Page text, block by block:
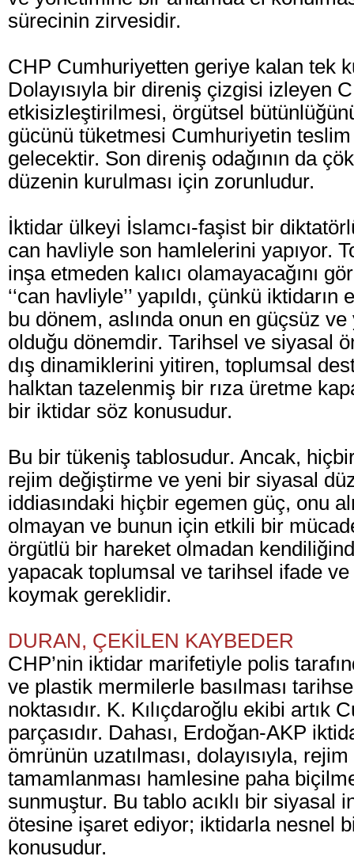
sürecinin zirvesidir.
CHP Cumhuriyetten geriye kalan tek
Dolayısıyla bir direniş çizgisi izleyen
etkisizleştirilmesi, örgütsel
gücünü tüketmesi Cumhuriyetin teslim
gelecektir. Son direniş odağının da
düzenin kurulması için zorunludur.
İktidar ülkeyi İslamcı-faşist bir
can havliyle son hamlelerini yapıyor.
inşa etmeden kalıcı olamayacağını
‘‘can havliyle’’ yapıldı, çünkü
bu dönem, aslında onun en güçsüz
olduğu dönemdir. Tarihsel ve siyasal
dış dinamiklerini yitiren, toplumsal
halktan tazelenmiş bir rıza üretme
bir iktidar söz konusudur.
Bu bir tükeniş tablosudur. Ancak,
rejim değiştirme ve yeni bir siyasal
iddiasındaki hiçbir egemen güç, onu
olmayan ve bunun için etkili bir
örgütlü bir hareket olmadan
yapacak toplumsal ve tarihsel ifade
koymak gereklidir.
DURAN, ÇEKİLEN KAYBEDER
CHP’nin iktidar marifetiyle polis
ve plastik mermilerle basılması
noktasıdır. K. Kılıçdaroğlu ekibi artık
parçasıdır. Dahası, Erdoğan-AKP
ömrünün uzatılması, dolayısıyla,
tamamlanması hamlesine paha
sunmuştur. Bu tablo acıklı bir siyasal
ötesine işaret ediyor; iktidarla nesnel
konusudur.